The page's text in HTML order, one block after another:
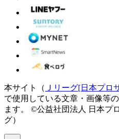
本サイト（ Ｊリーグ[日本プロ
で使用している文章・画像等
ます。
©公益社団法人 日本プ
グ）